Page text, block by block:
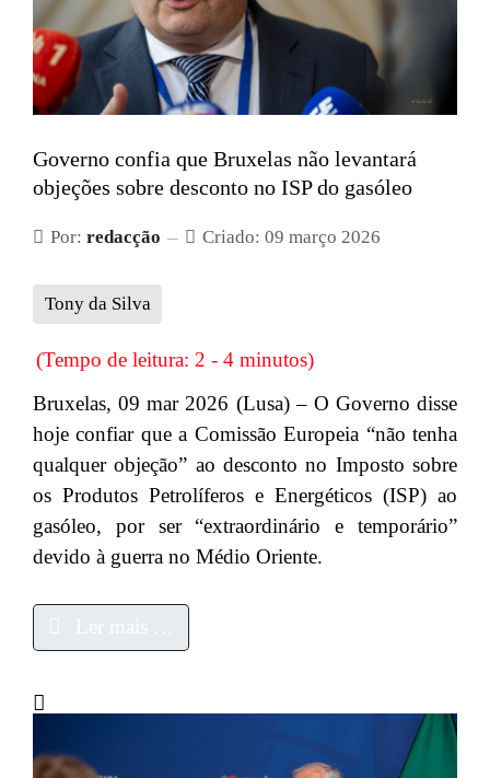
Governo confia que Bruxelas não levantará
objeções sobre desconto no ISP do gasóleo
Por: redacção Criado: 09 março 2026
Tony da Silva
(Tempo de leitura: 2 - 4 minutos)
Bruxelas, 09 mar 2026 (Lusa) – O Governo disse
hoje confiar que a Comissão Europeia “não tenha
qualquer objeção” ao desconto no Imposto sobre
os Produtos Petrolíferos e Energéticos (ISP) ao
gasóleo, por ser “extraordinário e temporário”
devido à guerra no Médio Oriente.